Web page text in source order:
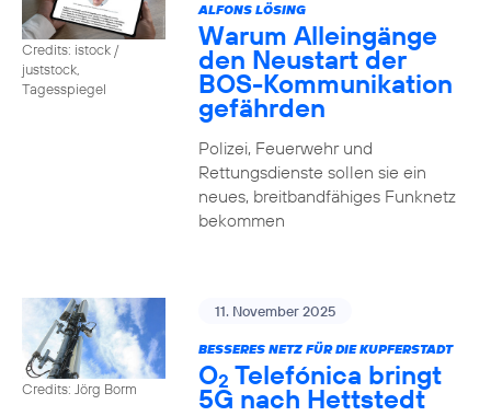
Credits: istock /
juststock,
Tagesspiegel
ALFONS LÖSING
Warum Alleingänge
den Neustart der
BOS-Kommunikation
gefährden
Polizei, Feuerwehr und
Rettungsdienste sollen sie ein
neues, breitbandfähiges Funknetz
bekommen
Credits: Jörg Borm
11. November 2025
BESSERES NETZ FÜR DIE KUPFERSTADT
O2 Telefónica bringt
5G nach Hettstedt